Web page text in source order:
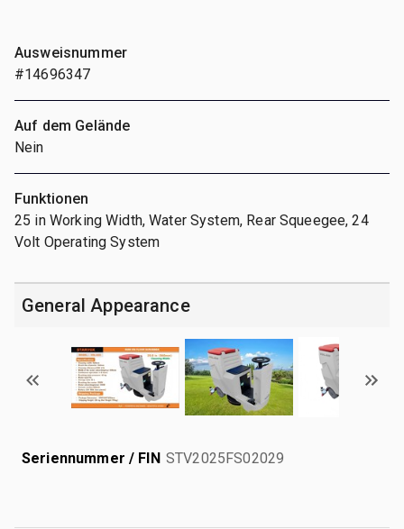
Ausweisnummer
#14696347
Auf dem Gelände
Nein
Funktionen
25 in Working Width, Water System, Rear Squeegee, 24
Volt Operating System
General Appearance
Seriennummer / FIN STV2025FS02029